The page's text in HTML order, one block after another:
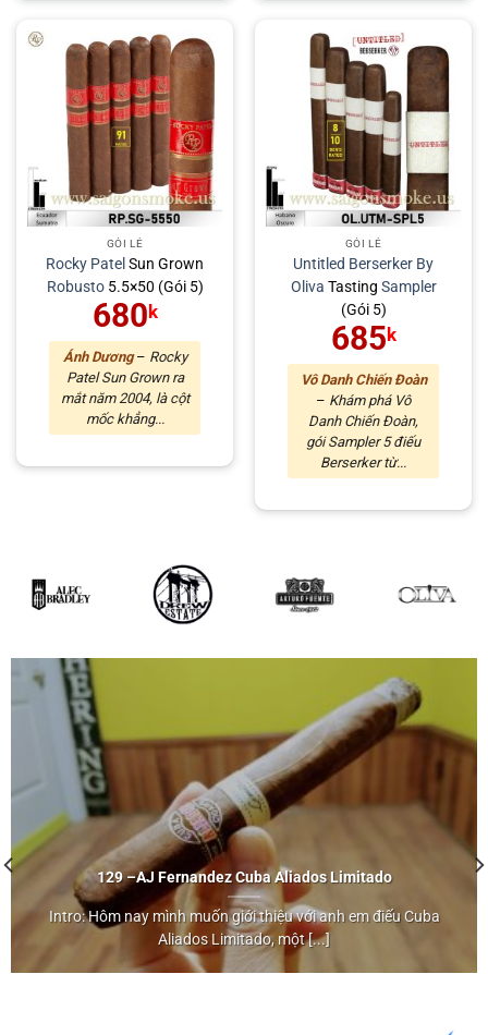
GÓI LẺ
Rocky PatelSun Grown
Robusto5.5×50 (Gói 5)
680 k
Ánh Dương– Rocky
Patel Sun Grown ra
mắt năm 2004, là cột
mốc khẳng...
GÓI LẺ
Untitled Berserker By
Oliva Tasting Sampler
(Gói 5)
685 k
Vô Danh Chiến Đoàn
– Khám phá Vô
Danh Chiến Đoàn,
gói Sampler 5 điếu
Berserker từ...
AJ Fernandez
Cuba Aliados Limitado">
129 –AJ FernandezCuba Aliados Limitado
Intro: Hôm nay mình muốn giới thiệu với anh em điếu Cuba
Aliados Limitado, một [...]